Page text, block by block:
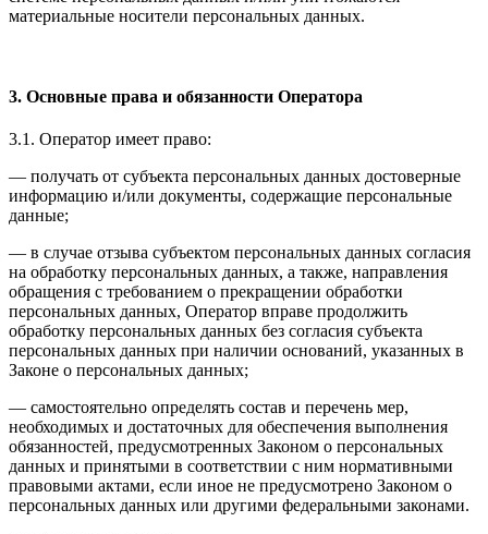
материальные носители персональных данных.
3. Основные права и обязанности Оператора
3.1. Оператор имеет право:
— получать от субъекта персональных данных достоверные
информацию и/или документы, содержащие персональные
данные;
— в случае отзыва субъектом персональных данных согласия
на обработку персональных данных, а также, направления
обращения с требованием о прекращении обработки
персональных данных, Оператор вправе продолжить
обработку персональных данных без согласия субъекта
персональных данных при наличии оснований, указанных в
Законе о персональных данных;
— самостоятельно определять состав и перечень мер,
необходимых и достаточных для обеспечения выполнения
обязанностей, предусмотренных Законом о персональных
данных и принятыми в соответствии с ним нормативными
правовыми актами, если иное не предусмотрено Законом о
персональных данных или другими федеральными законами.